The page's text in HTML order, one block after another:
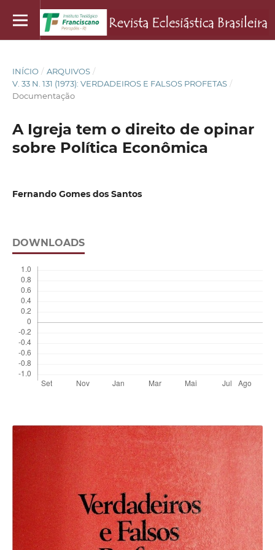
INÍCIO / ARQUIVOS /
V. 33 N. 131 (1973): VERDADEIROS E FALSOS PROFETAS /
Documentação
A Igreja tem o direito de opinar
sobre Política Econômica
Fernando Gomes dos Santos
DOWNLOADS